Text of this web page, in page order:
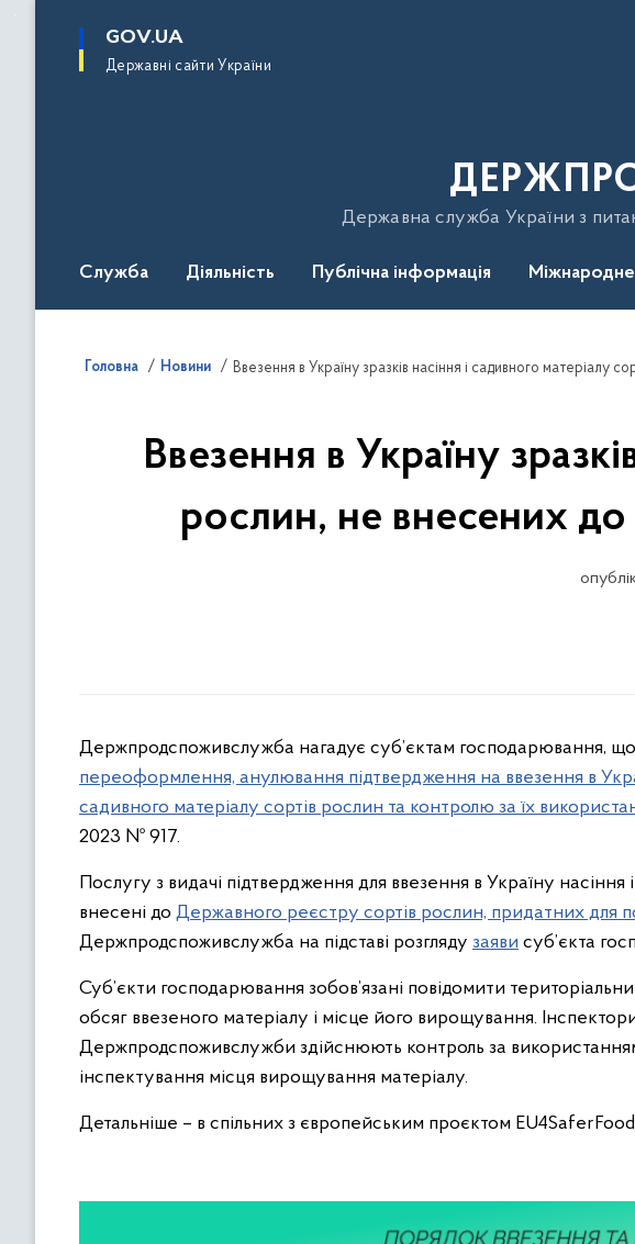
основного
GOV.UA
Державні сайти України
Державна служба України з
Служба Діяльність Публічна інформація Міжнародне
Головна Новини
Ввезення в Україну
рослин, не внесених
Держпродспоживслужба нагадує суб’єктам господарювання, що
переоформлення, анулювання підтвердження на ввезення в
садивного матеріалу сортів рослин та контролю за їх
2023 № 917.
Послугу з видачі підтвердження для ввезення в Україну насіння
внесені до Державного реєстру сортів рослин, придатних для
Держпродспоживслужба на підставі розгляду заяви суб’єкта
Суб’єкти господарювання зобов’язані повідомити
обсяг ввезеного матеріалу і місце його вирощування.
Держпродспоживслужби здійснюють контроль за
інспектування місця вирощування матеріалу.
Детальніше – в спільних з європейським проєктом